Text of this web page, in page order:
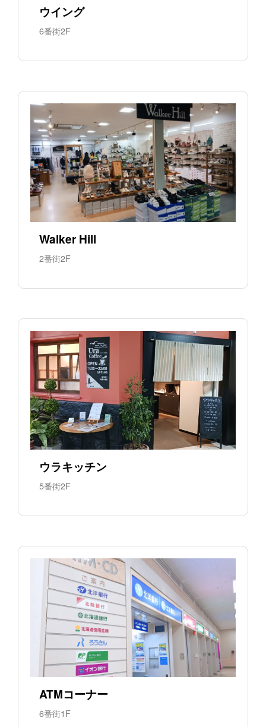
ウイング
6番街2F
Walker Hill
2番街2F
ウラキッチン
5番街2F
ATMコーナー
6番街1F